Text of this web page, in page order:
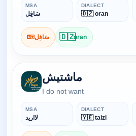
MSA
سَافِل
DIALECT
🇩🇿 oran
سَافِل 🇩🇿oran
ماشتيش
I do not want
MSA
لااريد
DIALECT
🇾🇪 taizi